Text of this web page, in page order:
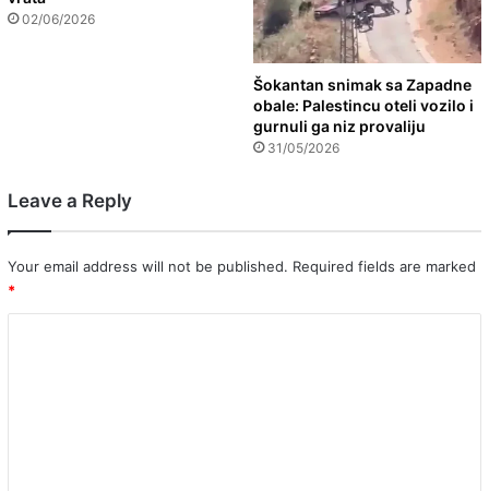
02/06/2026
Šokantan snimak sa Zapadne
obale: Palestincu oteli vozilo i
gurnuli ga niz provaliju
31/05/2026
Leave a Reply
Your email address will not be published. Required fields are marked
*